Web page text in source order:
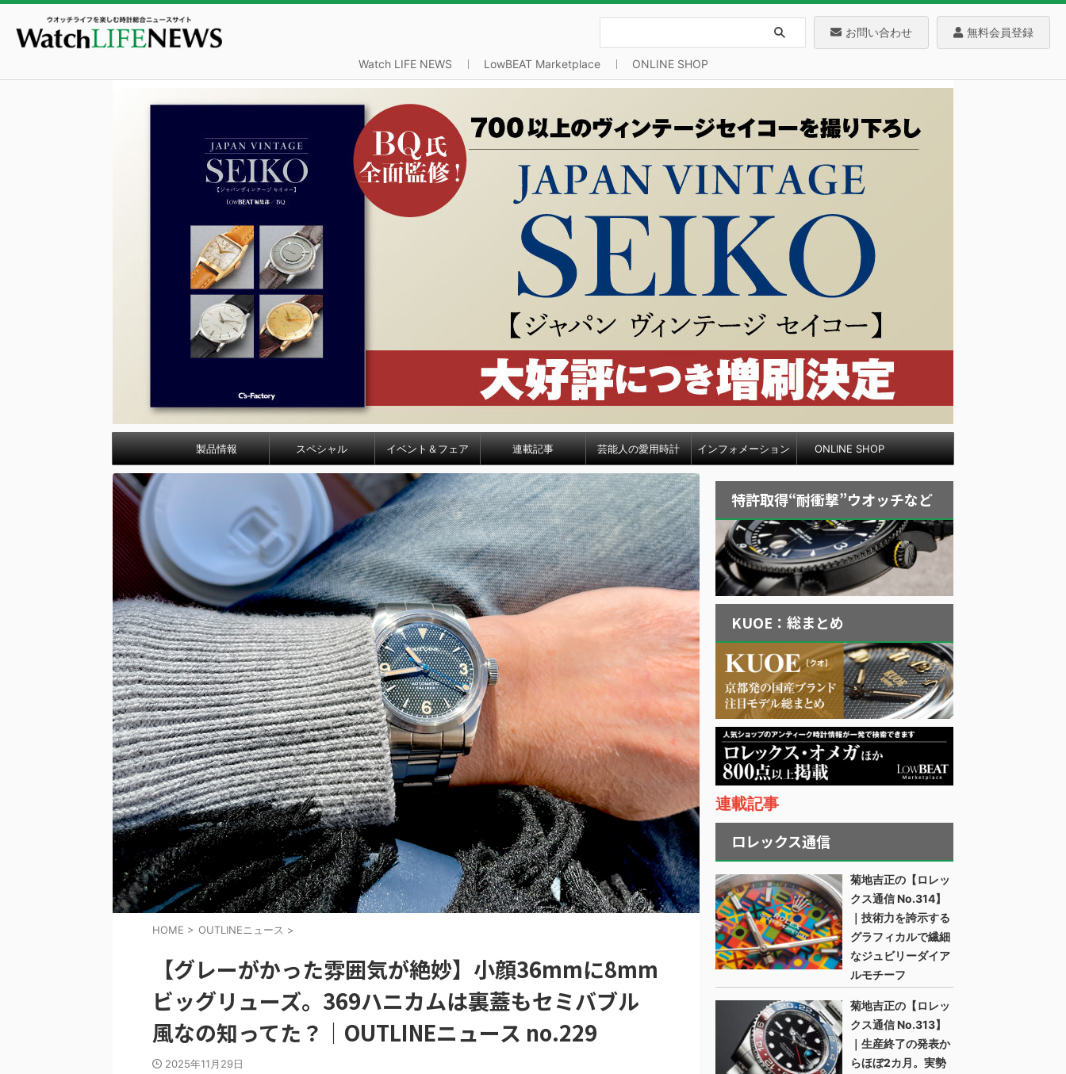
お問い合わせ 無料会員登録
Watch LIFE NEWS LowBEAT Marketplace ONLINE SHOP
製品情報 スペシャル イベント＆フェア 連載記事 芸能人の愛用時計 インフォメーション ONLINE SHOP
HOME > OUTLINEニュース >
【グレーがかった雰囲気が絶妙】小顔36mmに8mm
ビッグリューズ。369ハニカムは裏蓋もセミバブル
風なの知ってた？｜OUTLINEニュース no.229
2025年11月29日
特許取得“耐衝撃”ウオッチなど
KUOE：総まとめ
連載記事
ロレックス通信
菊地吉正の【ロレッ
クス通信 No.314】
｜技術力を誇示する
グラフィカルで繊細
なジュビリーダイア
ルモチーフ
菊地吉正の【ロレッ
クス通信 No.313】
｜生産終了の発表か
らほぼ2カ月。実勢